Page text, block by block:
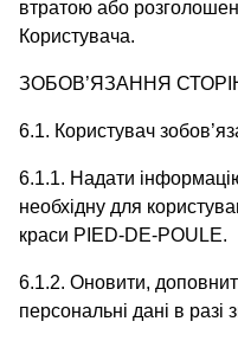
втратою або
Користувача.
ЗОБОВ’ЯЗАННЯ
6.1. Користувач
6.1.1. Надати
необхідну для
краси PIED-DE-POULE.
6.1.2. Оновити,
персональні дані в разі